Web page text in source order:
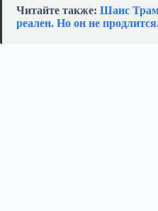
Читайте также: Шанс
реален. Но он не